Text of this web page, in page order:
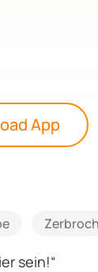
App
sein!“